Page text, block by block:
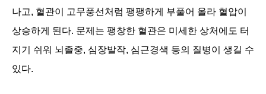
나고, 혈관이 고무풍선처럼 팽팽하게 부풀어 올라 혈압이
상승하게 된다. 문제는 팽창한 혈관은 미세한 상처에도 터
지기 쉬워 뇌졸중, 심장발작, 심근경색 등의 질병이 생길 수
있다.